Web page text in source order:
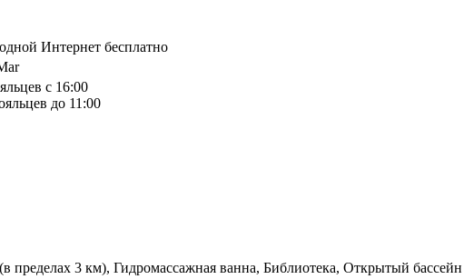
Интернет бесплатно
с 16:00
до 11:00
пределах 3 км), Гидромассажная ванна, Библиотека, Открытый бассейн